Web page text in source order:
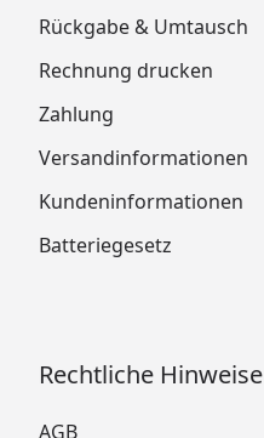
Rückgabe & Umtausch
Rechnung drucken
Zahlung
Versandinformationen
Kundeninformationen
Batteriegesetz
Rechtliche Hinweise
AGB